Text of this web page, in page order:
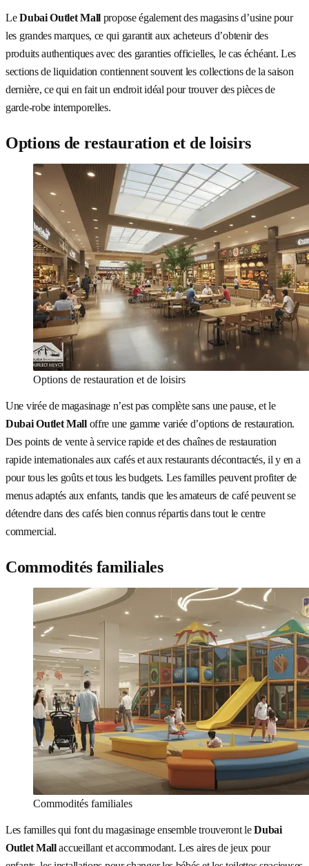
LeDubai Outlet Mall propose également des magasins d’usine pour
les grandes marques, ce qui garantit aux acheteurs d’obtenir des
produits authentiques avec des garanties officielles, le cas échéant. Les
sections de liquidation contiennent souvent les collections de la saison
dernière, ce qui en fait un endroit idéal pour trouver des pièces de
garde-robe intemporelles.
Options de restauration et de loisirs
Options de restauration et de loisirs
Une virée de magasinage n’est pas complète sans une pause, et le
Dubai Outlet Malloffre une gamme variée d’options de restauration.
Des points de vente à service rapide et des chaînes de restauration
rapide internationales aux cafés et aux restaurants décontractés, il y en a
pour tous les goûts et tous les budgets. Les familles peuvent profiter de
menus adaptés aux enfants, tandis que les amateurs de café peuvent se
détendre dans des cafés bien connus répartis dans tout le centre
commercial.
Commodités familiales
Commodités familiales
Les familles qui font du magasinage ensemble trouveront leDubai
Outlet Mallaccueillant et accommodant. Les aires de jeux pour